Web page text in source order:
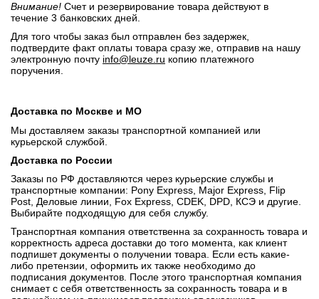
Внимание! Счет и резервирование товара действуют в
течение 3 банковских дней.
Для того чтобы заказ был отправлен без задержек,
подтвердите факт оплаты товара сразу же, отправив на нашу
электронную почту info@leuze.ru копию платежного
поручения.
Доставка по Москве и МО
Мы доставляем заказы транспортной компанией или
курьерской службой.
Доставка по России
Заказы по РФ доставляются через курьерские службы и
транспортные компании: Pony Express, Major Express, Flip
Post, Деловые линии, Fox Express, CDEK, DPD, КСЭ и другие.
Выбирайте подходящую для себя службу.
Транспортная компания ответственна за сохранность товара и
корректность адреса доставки до того момента, как клиент
подпишет документы о получении товара. Если есть какие-
либо претензии, оформить их также необходимо до
подписания документов. После этого транспортная компания
снимает с себя ответственность за сохранность товара и в